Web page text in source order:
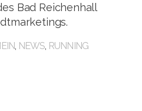
Bad Reichenhall
, NEWS, RUNNING